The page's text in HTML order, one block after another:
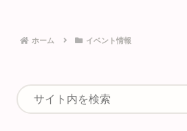
ホーム イベント情報